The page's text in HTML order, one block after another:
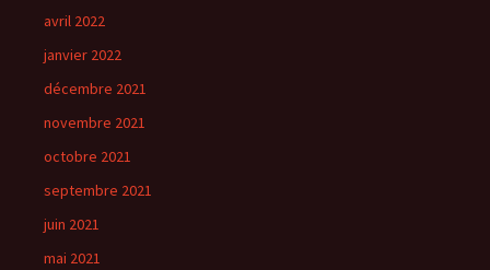
avril 2022
janvier 2022
décembre 2021
novembre 2021
octobre 2021
septembre 2021
juin 2021
mai 2021